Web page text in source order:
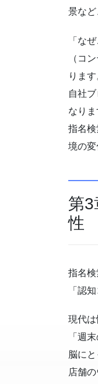
景など
「な
（コ
ります
自社
なりま
指名
境の変
第
性
指名
「認
現代は
「週
脳に
店舗